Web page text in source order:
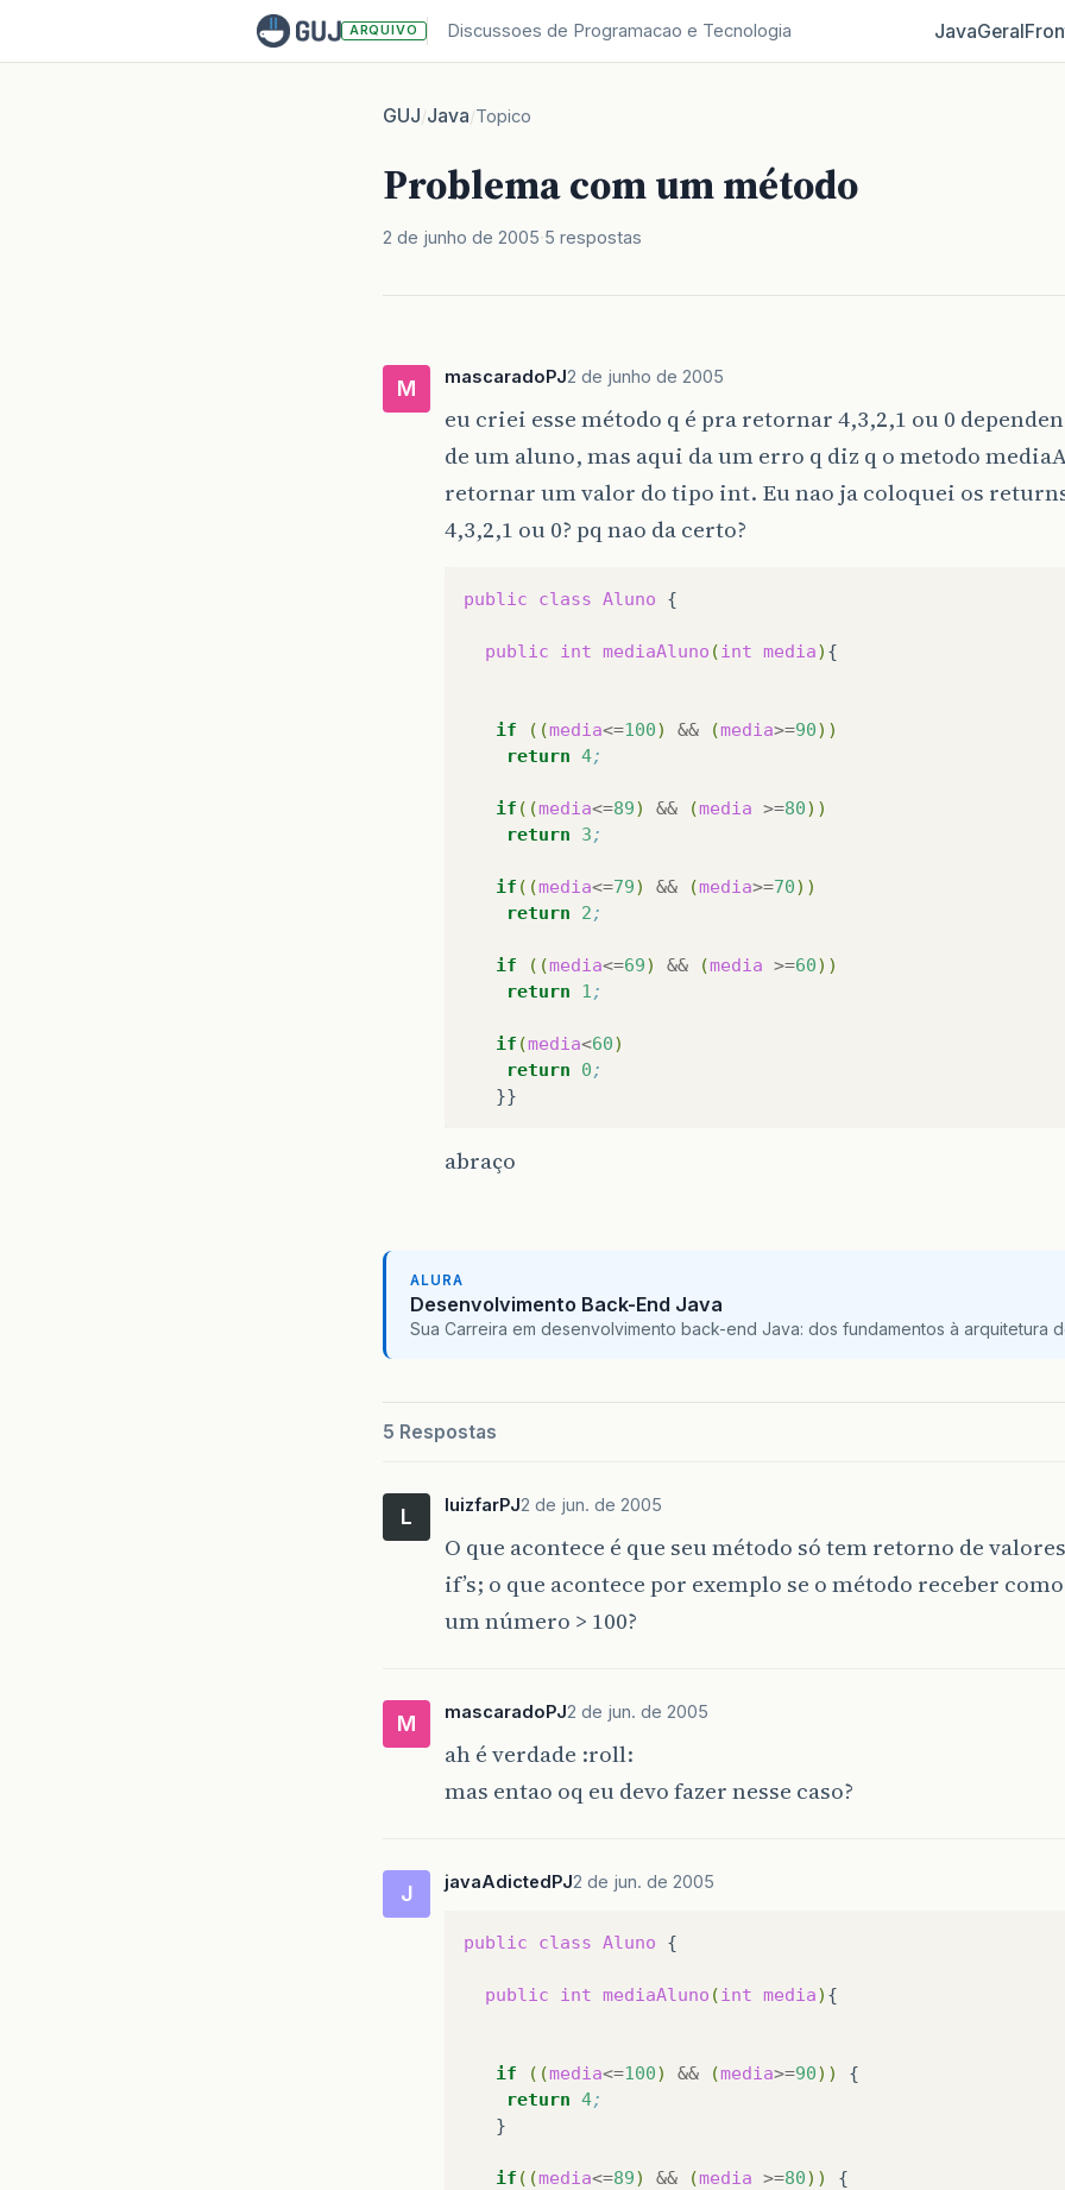
ARQUIVO Discussoes de Programacao e Tecnologia JavaGeral
GUJ/Java/Topico
Problema com um método
2 de junho de 2005 5 respostas
M mascaradoPJ2 de junho de 2005
eu criei esse método q é pra retornar 4,3,2,1 ou 0
de um aluno, mas aqui da um erro q diz q o metodo
retornar um valor do tipo int. Eu nao ja coloquei os
4,3,2,1 ou 0? pq nao da certo?
public class Aluno {
public int mediaAluno ( int media)
if ((media<=100) && (media>=90))
return 4;
if ((media<=89) && (media >=80))
return
3;
if ((media<=79) && (media>=70))
return
2;
if ((media<=69) && (media >=60))
return
1 ;
if (media<60)
return
0;
abraço
ALURA
Desenvolvimento Back-End Java
Sua Carreira em desenvolvimento back-end Java: dos fundamentos à arquitetura
5 Respostas
L luizfarPJ2 de jun. de 2005
O que acontece é que seu método só tem retorno de
if’s; o que acontece por exemplo se o método receber
um número > 100?
M mascaradoPJ2 de jun. de 2005
ah é verdade :roll:
mas entao oq eu devo fazer nesse caso?
J javaAdictedPJ2 de jun. de 2005
public class Aluno {
public int mediaAluno ( int media)
if ((media<=100) && (media>=90))
return 4;
if ((media<=89) && (media >=80))